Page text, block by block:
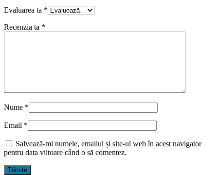
Evaluarea ta *
Recenzia ta *
Nume *
Email *
Salvează-mi numele, emailul și site-ul web în acest navigator
pentru data viitoare când o să comentez.